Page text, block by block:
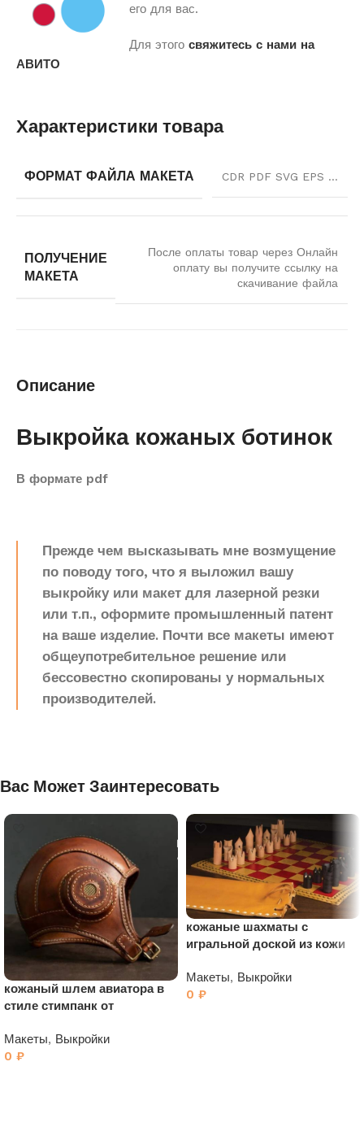
его для вас.
Для этого свяжитесь с нами на
АВИТО
Характеристики товара
ФОРМАТ ФАЙЛА МАКЕТА CDR PDF SVG EPS …
ПОЛУЧЕНИЕ
МАКЕТА
После оплаты товар через Онлайн
оплату вы получите ссылку на
скачивание файла
Описание
Выкройка кожаных ботинок
В формате pdf
Прежде чем высказывать мне возмущение
по поводу того, что я выложил вашу
выкройку или макет для лазерной резки
или т.п., оформите промышленный патент
на ваше изделие. Почти все макеты имеют
общеупотребительное решение или
бессовестно скопированы у нормальных
производителей.
Вас Может Заинтересовать
кожаный шлем авиатора в
стиле стимпанк от
Макеты, Выкройки
0 ₽
кожаные шахматы с
игральной доской из кожи
Макеты, Выкройки
0 ₽